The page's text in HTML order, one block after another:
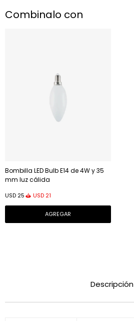
Combinalo con
Bombilla LED Bulb E14 de 4W y 35
mm luz cálida
USD 25 USD 21
Descripción